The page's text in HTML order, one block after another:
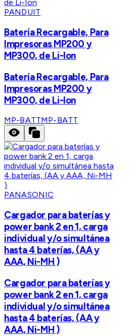
PANDUIT
Batería Recargable, Para
Impresoras MP200 y
MP300, de Li-Ion
Batería Recargable, Para
Impresoras MP200 y
MP300, de Li-Ion
MP-BATTMP-BATT
PANASONIC
Cargador para baterías y
power bank 2 en 1, carga
individual y/o simultánea
hasta 4 baterías, (AA y
AAA, Ni-MH )
Cargador para baterías y
power bank 2 en 1, carga
individual y/o simultánea
hasta 4 baterías, (AA y
AAA, Ni-MH )